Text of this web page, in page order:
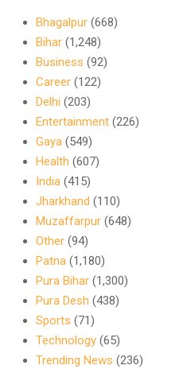
Bhagalpur (668)
Bihar (1,248)
Business (92)
Career (122)
Delhi (203)
Entertainment (226)
Gaya (549)
Health (607)
India (415)
Jharkhand (110)
Muzaffarpur (648)
Other (94)
Patna (1,180)
Pura Bihar (1,300)
Pura Desh (438)
Sports (71)
Technology (65)
Trending News (236)